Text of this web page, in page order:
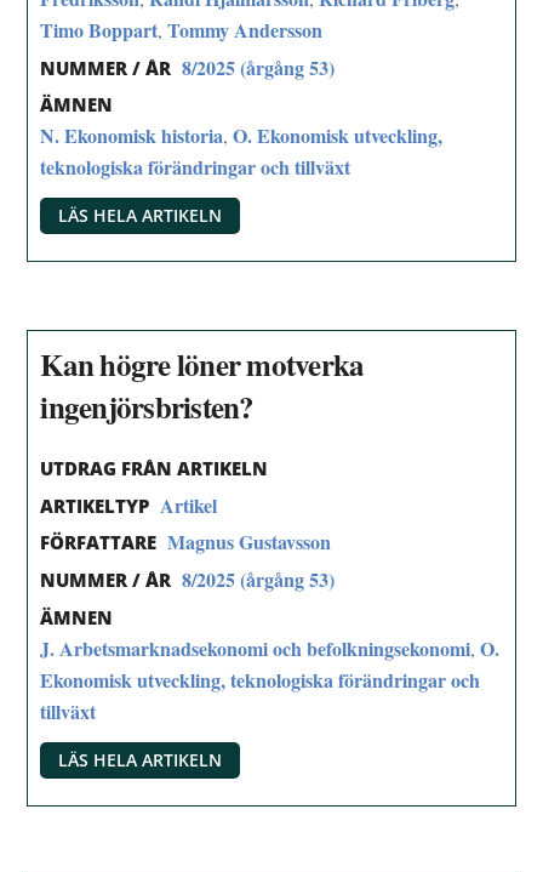
Timo Boppart,Tommy Andersson
NUMMER / ÅR 8/2025 (årgång 53)
ÄMNEN
N. Ekonomisk historia,O. Ekonomisk utveckling,
teknologiska förändringar och tillväxt
LÄS HELA ARTIKELN
Kan högre löner motverka
ingenjörsbristen?
UTDRAG FRÅN ARTIKELN
ARTIKELTYP Artikel
FÖRFATTARE Magnus Gustavsson
NUMMER / ÅR 8/2025 (årgång 53)
ÄMNEN
J. Arbetsmarknadsekonomi och befolkningsekonomi,O.
Ekonomisk utveckling, teknologiska förändringar och
tillväxt
LÄS HELA ARTIKELN